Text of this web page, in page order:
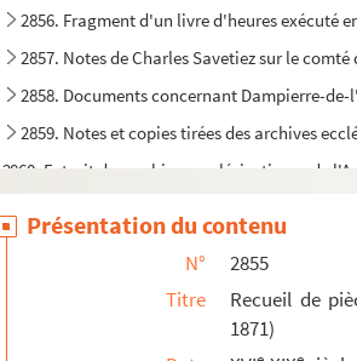
2856. Fragment d'un livre d'heures exécuté
2857. Notes de Charles Savetiez sur le comté
2858. Documents concernant Dampierre-
2859. Notes et copies tirées des archives
2860. Extrait des archives ecclésiastiques de
2864. Notes diverses, relatives
Présentation du contenu
N°
2855
Titre
Recueil de
1871)